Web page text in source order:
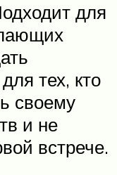
для
тех, кто
своему
и не
встрече.